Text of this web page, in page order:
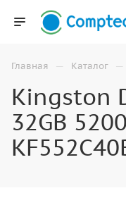
Главная — Каталог —
Kingston
32GB